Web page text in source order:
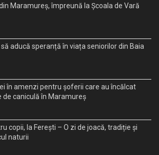
Maramureș, împreună la Școala de Vară
aducă speranță în viața seniorilor din Baia
în amenzi pentru șoferii care au încălcat
caniculă în Maramureș
copii, la Ferești – O zi de joacă, tradiție și
naturii